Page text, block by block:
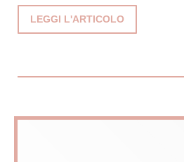
LEGGI L'ARTICOLO((APRE UNA